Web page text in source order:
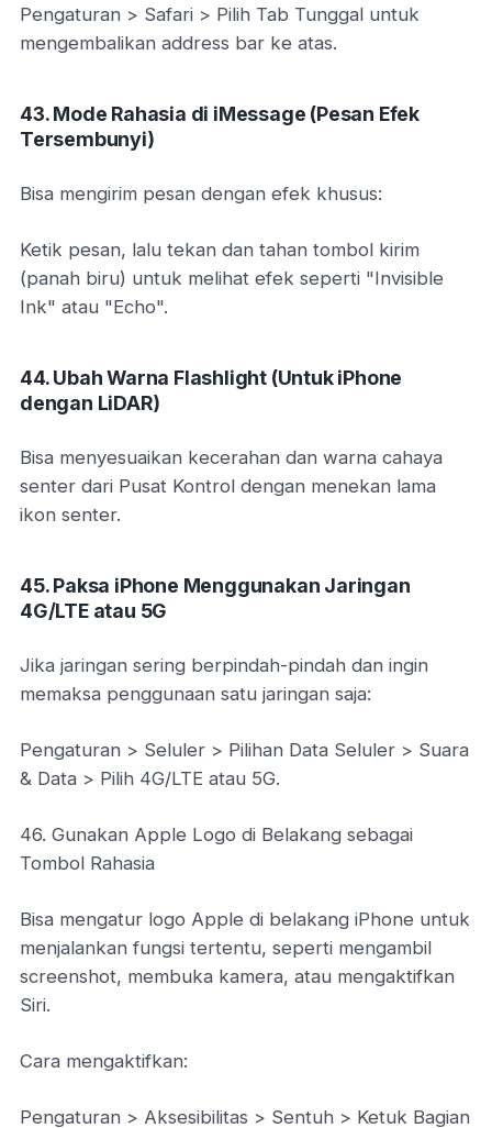
Pengaturan > Safari > Pilih Tab Tunggal untuk
mengembalikan address bar ke atas.
43. Mode Rahasia di iMessage (Pesan Efek
Tersembunyi)
Bisa mengirim pesan dengan efek khusus:
Ketik pesan, lalu tekan dan tahan tombol kirim
(panah biru) untuk melihat efek seperti "Invisible
Ink" atau "Echo".
44. Ubah Warna Flashlight (Untuk iPhone
dengan LiDAR)
Bisa menyesuaikan kecerahan dan warna cahaya
senter dari Pusat Kontrol dengan menekan lama
ikon senter.
45. Paksa iPhone Menggunakan Jaringan
4G/LTE atau 5G
Jika jaringan sering berpindah-pindah dan ingin
memaksa penggunaan satu jaringan saja:
Pengaturan > Seluler > Pilihan Data Seluler > Suara
& Data > Pilih 4G/LTE atau 5G.
46. Gunakan Apple Logo di Belakang sebagai
Tombol Rahasia
Bisa mengatur logo Apple di belakang iPhone untuk
menjalankan fungsi tertentu, seperti mengambil
screenshot, membuka kamera, atau mengaktifkan
Siri.
Cara mengaktifkan:
Pengaturan > Aksesibilitas > Sentuh > Ketuk Bagian